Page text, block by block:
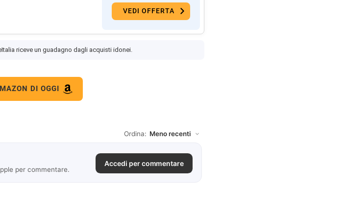
VEDI OFFERTA
riceve un guadagno dagli acquisti idonei.
DI OGGI
Ordina:
per commentare.
Accedi per commentare